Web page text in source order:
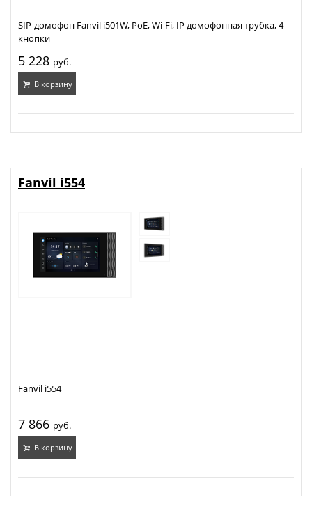
5 228 руб.
В корзину
SIP-домофон Fanvil i501W, PoE, Wi-Fi, IP домофонная трубка, 4
кнопки
7 866 руб.
В корзину
Fanvil i554
Fanvil i554